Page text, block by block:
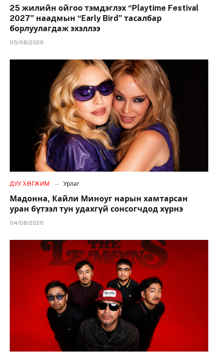
25 жилийн ойгоо тэмдэглэх “Playtime Festival
2027” наадмын “Early Bird” тасалбар
борлуулагдаж эхэллээ
05/08/2026
ДУУ ХӨГЖИМ Урлаг
Мадонна, Кайли Миноуг нарын хамтарсан
уран бүтээл тун удахгүй сонсогчдод хүрнэ
04/08/2026